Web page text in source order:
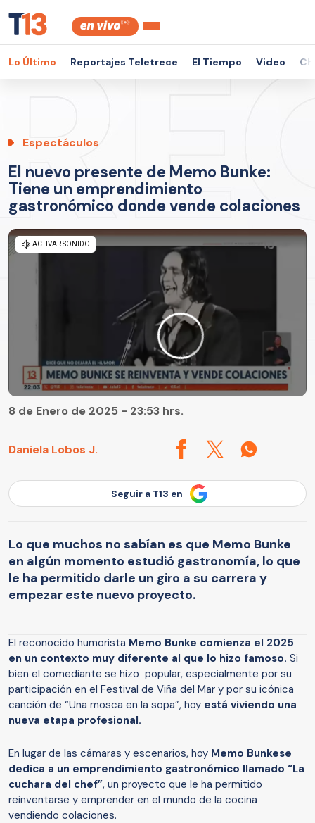
Lo Último Reportajes Teletrece El Tiempo Video
Espectáculos
El nuevo presente de Memo Bunke:
Tiene un emprendimiento
gastronómico donde vende colaciones
Daniela Lobos J.
8 de Enero de 2025 - 23:53 hrs.
Seguir a T13 en
Lo que muchos no sabían es que Memo Bunke
en algún momento estudió gastronomía, lo que
le ha permitido darle un giro a su carrera y
empezar este nuevo proyecto.
El reconocido humorista Memo Bunke comienza el 2025
en un contexto muy diferente al que lo hizo famoso. Si
bien el comediante se hizo popular, especialmente por su
participación en el Festival de Viña del Mar y por su icónica
canción de “Una mosca en la sopa”, hoy está viviendo una
nueva etapa profesional.
En lugar de las cámaras y escenarios, hoy Memo Bunkese
dedica a un emprendimiento gastronómico llamado “La
cuchara del chef”, un proyecto que le ha permitido
reinventarse y emprender en el mundo de la cocina
vendiendo colaciones.